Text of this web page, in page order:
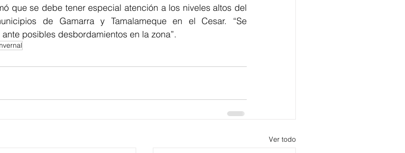
que se debe tener especial atención a los niveles altos del
de Gamarra y Tamalameque en el Cesar. “Se
posibles desbordamientos en la zona”.
Ver todo